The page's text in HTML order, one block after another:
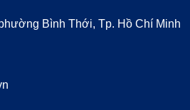
Bình Thới, Tp. Hồ Chí Minh